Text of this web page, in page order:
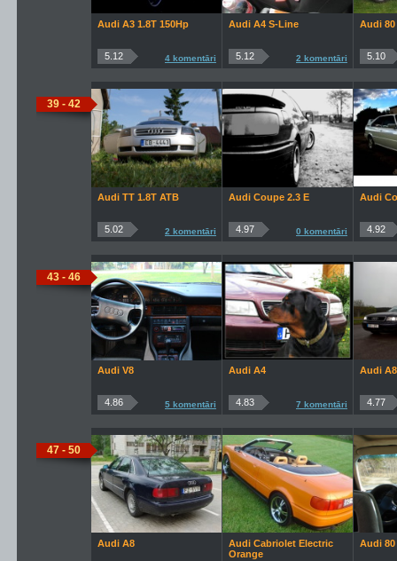
Audi A3 1.8T 150Hp
5.12 4 komentāri
Audi A4 S-Line
5.12 2 komentāri
Audi 80
5.10
39 - 42
Audi TT 1.8T ATB
5.02 2 komentāri
Audi Coupe 2.3 E
4.97 0 komentāri
Audi
4.92
43 - 46
Audi V8
4.86 5 komentāri
Audi A4
4.83 7 komentāri
Audi
4.77
47 - 50
Audi A8
Audi Cabriolet Electric
Orange
Audi